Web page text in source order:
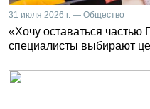
31 июля 2026 г. — Общество
«Хочу оставаться
специалисты выбирают